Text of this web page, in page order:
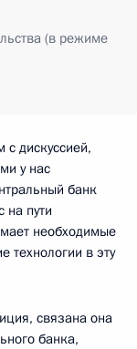
(в режиме
дискуссией,
у нас
банк
на пути
необходимые
технологии в эту
связана она
банка,